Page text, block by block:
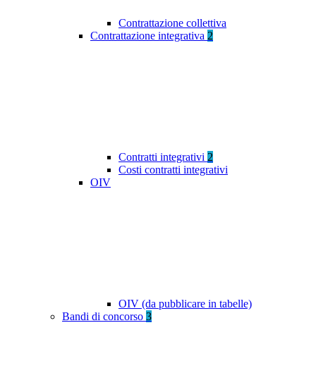
Contrattazione collettiva
Contrattazione integrativa 2
Contratti integrativi 2
Costi contratti integrativi
OIV
OIV (da pubblicare in tabelle)
Bandi di concorso 3